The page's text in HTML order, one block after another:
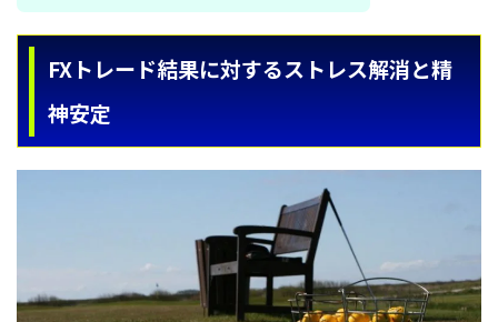
FXトレード結果に対するストレス解消と精
神安定